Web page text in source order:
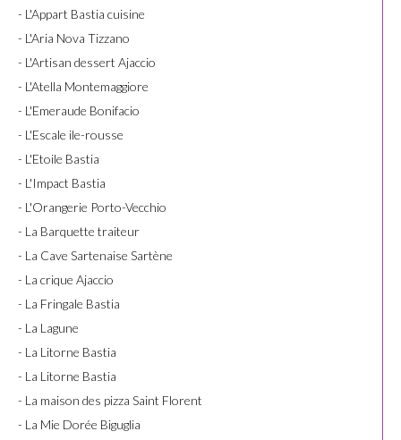
- L'Appart Bastia cuisine
- L'Aria Nova Tizzano
- L'Artisan dessert Ajaccio
- L'Atella Montemaggiore
- L'Emeraude Bonifacio
- L'Escale ile-rousse
- L'Etoile Bastia
- L'Impact Bastia
- L'Orangerie Porto-Vecchio
- La Barquette traiteur
- La Cave Sartenaise Sartène
- La crique Ajaccio
- La Fringale Bastia
- La Lagune
- La Litorne Bastia
- La Litorne Bastia
- La maison des pizza Saint Florent
- La Mie Dorée Biguglia